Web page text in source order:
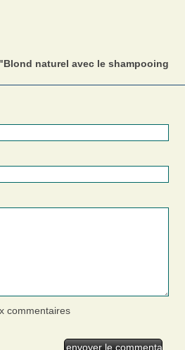
naturel avec le shampooing
commentaires